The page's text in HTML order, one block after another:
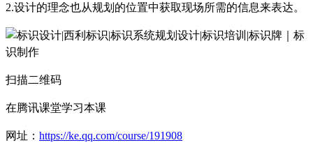
2.设计的理念也从规划的位置中获取现场所需的信息来表达。
扫描二维码
在腾讯课堂学习本课
网址： https://ke.qq.com/course/191908